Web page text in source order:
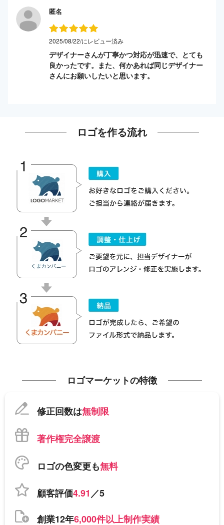
匿名
2025/08/22/にレビュー済み
デザイナーさんが丁寧かつ対応が迅速で、とても
良かったです。また、何かあれば同じデザイナー
さんにお願いしたいと思います。
ロゴを作る流れ
ロゴマーケットの特徴
修正回数は無制限
著作権完全譲渡
ロゴの色変更も無料
顧客評価4.91／5
創業12年6,000件以上制作実績